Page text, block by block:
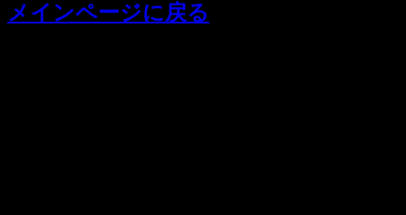
メインページに戻る